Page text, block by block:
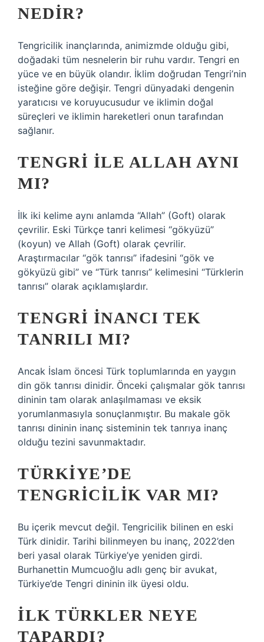
NEDIR?
Tengricilik inançlarında, animizmde olduğu gibi,
doğadaki tüm nesnelerin bir ruhu vardır. Tengri en
yüce ve en büyük olandır. İklim doğrudan Tengri’nin
isteğine göre değişir. Tengri dünyadaki dengenin
yaratıcısı ve koruyucusudur ve iklimin doğal
süreçleri ve iklimin hareketleri onun tarafından
sağlanır.
TENGRI ILE ALLAH AYNI
MI?
İlk iki kelime aynı anlamda “Allah” (Goft) olarak
çevrilir. Eski Türkçe tanri kelimesi “gökyüzü”
(koyun) ve Allah (Goft) olarak çevrilir.
Araştırmacılar “gök tanrısı” ifadesini “gök ve
gökyüzü gibi” ve “Türk tanrısı” kelimesini “Türklerin
tanrısı” olarak açıklamışlardır.
TENGRI INANCI TEK
TANRILI MI?
Ancak İslam öncesi Türk toplumlarında en yaygın
din gök tanrısı dinidir. Önceki çalışmalar gök tanrısı
dininin tam olarak anlaşılmaması ve eksik
yorumlanmasıyla sonuçlanmıştır. Bu makale gök
tanrısı dininin inanç sisteminin tek tanrıya inanç
olduğu tezini savunmaktadır.
TÜRKIYE’DE
TENGRICILIK VAR MI?
Bu içerik mevcut değil. Tengricilik bilinen en eski
Türk dinidir. Tarihi bilinmeyen bu inanç, 2022’den
beri yasal olarak Türkiye’ye yeniden girdi.
Burhanettin Mumcuoğlu adlı genç bir avukat,
Türkiye’de Tengri dininin ilk üyesi oldu.
İLK TÜRKLER NEYE
TAPARDI?